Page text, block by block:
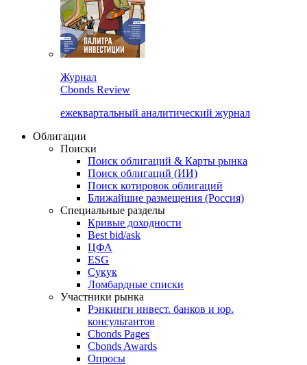
Журнал
Cbonds Review
ежеквартальный аналитический журнал
Облигации
Поиски
Поиск облигаций & Карты рынка
Поиск облигаций (ИИ)
Поиск котировок облигаций
Ближайшие размещения (Россия)
Специальные разделы
Кривые доходности
Best bid/ask
ЦФА
ESG
Сукук
Ломбардные списки
Участники рынка
Рэнкинги инвест. банков и юр.
консультантов
Cbonds Pages
Cbonds Awards
Опросы